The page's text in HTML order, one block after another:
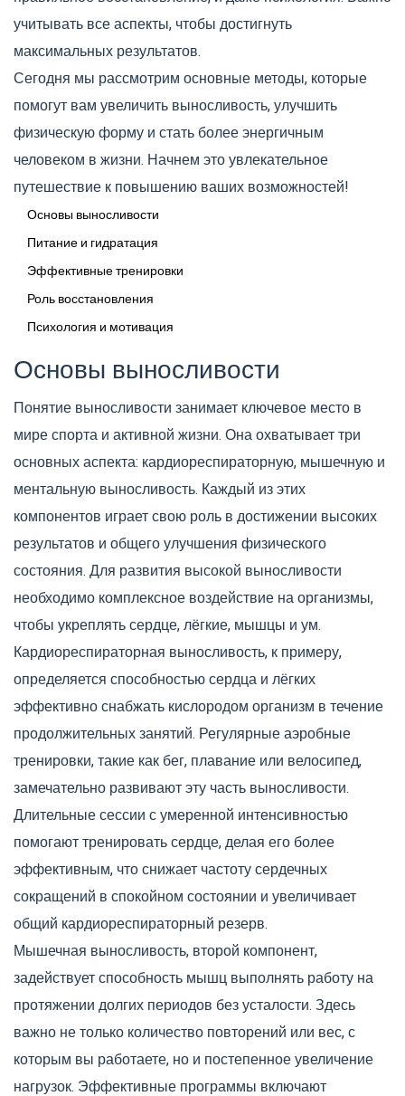
учитывать все аспекты, чтобы достигнуть
максимальных результатов.
Сегодня мы рассмотрим основные методы, которые
помогут вам увеличить выносливость, улучшить
физическую форму и стать более энергичным
человеком в жизни. Начнем это увлекательное
путешествие к повышению ваших возможностей!
Основы выносливости
Питание и гидратация
Эффективные тренировки
Роль восстановления
Психология и мотивация
Основы выносливости
Понятие выносливости занимает ключевое место в
мире спорта и активной жизни. Она охватывает три
основных аспекта: кардиореспираторную, мышечную и
ментальную выносливость. Каждый из этих
компонентов играет свою роль в достижении высоких
результатов и общего улучшения физического
состояния. Для развития высокой выносливости
необходимо комплексное воздействие на организмы,
чтобы укреплять сердце, лёгкие, мышцы и ум.
Кардиореспираторная выносливость, к примеру,
определяется способностью сердца и лёгких
эффективно снабжать кислородом организм в течение
продолжительных занятий. Регулярные аэробные
тренировки, такие как бег, плавание или велосипед,
замечательно развивают эту часть выносливости.
Длительные сессии с умеренной интенсивностью
помогают тренировать сердце, делая его более
эффективным, что снижает частоту сердечных
сокращений в спокойном состоянии и увеличивает
общий кардиореспираторный резерв.
Мышечная выносливость, второй компонент,
задействует способность мышц выполнять работу на
протяжении долгих периодов без усталости. Здесь
важно не только количество повторений или вес, с
которым вы работаете, но и постепенное увеличение
нагрузок. Эффективные программы включают